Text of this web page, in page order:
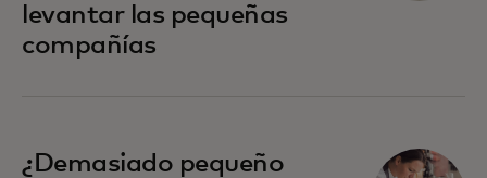
levantar las pequeñas
compañías
¿Demasiado pequeño